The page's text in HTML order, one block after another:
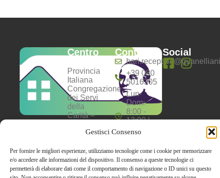
Gestisci Consenso
Per fornire le migliori esperienze, utilizziamo tecnologie come i cookie per memorizzare
e/o accedere alle informazioni del dispositivo. Il consenso a queste tecnologie ci
permetterà di elaborare dati come il comportamento di navigazione o ID unici su questo
Centro
Provincia
Italiana
Congregazione
dei Servi
della
Carità –
Guanella
C.F.
02595400587
Contatti
+39 080
5016305
Lun-
Dom:
8:00 -
13:00 |
16:00 -
Social